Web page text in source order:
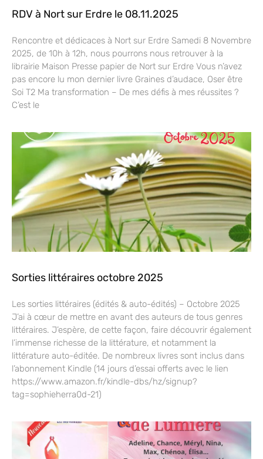
RDV à Nort sur Erdre le 08.11.2025
Rencontre et dédicaces à Nort sur Erdre Samedi 8 Novembre
2025, de 10h à 12h, nous pourrons nous retrouver à la
librairie Maison Presse papier de Nort sur Erdre Vous n’avez
pas encore lu mon dernier livre Graines d’audace, Oser être
Soi T2 Ma transformation – De mes défis à mes réussites ?
C’est le
Sorties littéraires octobre 2025
Les sorties littéraires (édités & auto-édités) – Octobre 2025
J’ai à cœur de mettre en avant des auteurs de tous genres
littéraires. J’espère, de cette façon, faire découvrir également
l’immense richesse de la littérature, et notamment la
littérature auto-éditée. De nombreux livres sont inclus dans
l’abonnement Kindle (14 jours d’essai offerts avec le lien
https://www.amazon.fr/kindle-dbs/hz/signup?
tag=sophieherra0d-21)